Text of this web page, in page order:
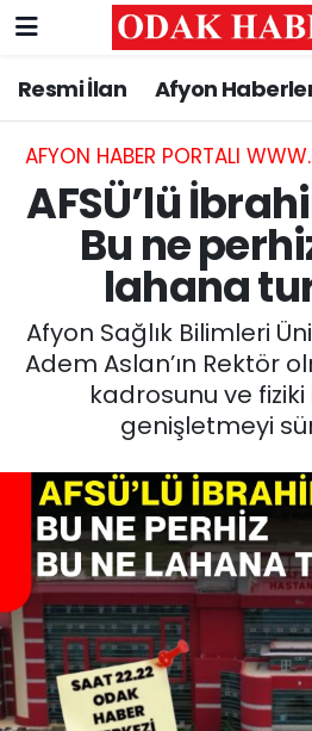
Resmi İlan Afyon
AFYON HABER PORTALI
AFSÜ’lü
Bu ne
lahana
Afyon Sağlık Bilimleri
Adem Aslan’ın Rektör
kadrosunu ve fiziki
genişletmeyi
AFYONKARAHİSAR
Resmi İlan
ASAYİŞ
GÜNCEL
SİYASET
EĞİTİM
SAĞLIK
SPOR
11:11 MANŞET
Nöbetçi Eczaneler
Hava Durumu
Trafik Durumu
Süper Lig Puan
Tüm Manşetler
Son Dakika Haberleri